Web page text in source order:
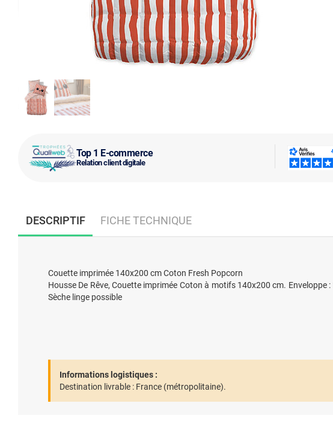
Top 1 E-commerce
Relation client digitale
DESCRIPTIF FICHE TECHNIQUE
Couette imprimée 140x200 cm Coton Fresh Popcorn
Housse De Rêve, Couette imprimée Coton à motifs 140x200 cm.
Sèche linge possible
Informations logistiques :
Destination livrable : France (métropolitaine).